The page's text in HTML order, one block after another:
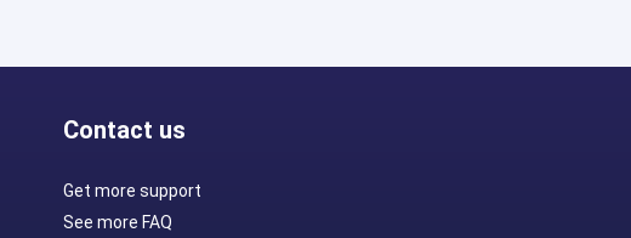
Contact us
Get more support
See more FAQ